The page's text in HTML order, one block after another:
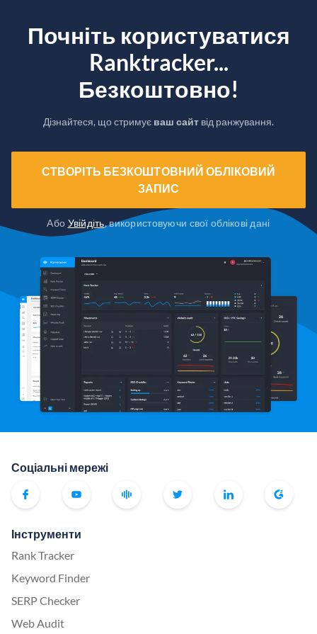
Почніть користуватися
Ranktracker...
Безкоштовно!
Дізнайтеся, що стримує ваш сайт від ранжування.
СТВОРІТЬ БЕЗКОШТОВНИЙ ОБЛІКОВИЙ
ЗАПИС
Або Увійдіть, використовуючи свої облікові дані
Соціальні мережі
Інструменти
Rank Tracker
Keyword Finder
SERP Checker
Web Audit